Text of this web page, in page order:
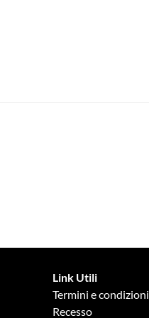
Link Utili
Termini e condizioni
Recesso